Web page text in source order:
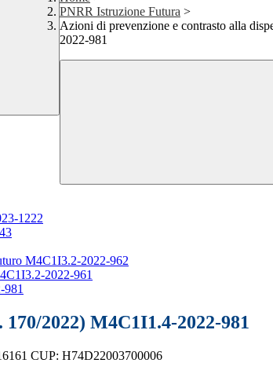
PNRR Istruzione Futura >
Azioni di prevenzione e contrasto alla
2022-981
1222
M4C1I3.2-2022-962
2022-961
981
2022) M4C1I1.4-2022-981
CUP: H74D22003700006